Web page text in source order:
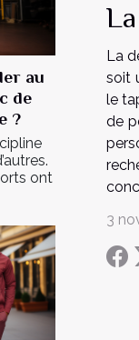
au
de
?
ont
La
soit
le
de
3